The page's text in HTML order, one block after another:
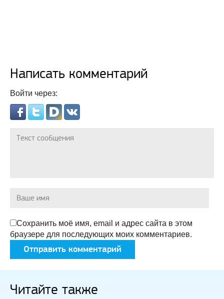
Написать комментарий
Войти через:
Сохранить моё имя, email и адрес сайта в этом
браузере для последующих моих комментариев.
Читайте также